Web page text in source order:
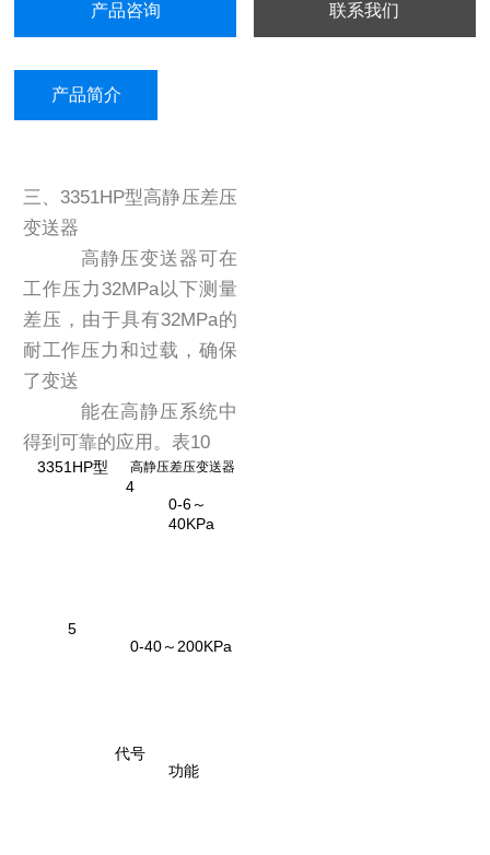
产品咨询 联系我们
产品简介
三、3351HP型高静压差压
变送器
高静压变送器可在
工作压力32MPa以下测量
差压，由于具有32MPa的
耐工作压力和过载，确保
了变送
能在高静压系统中
得到可靠的应用。表10
3351HP型 高静压差压变送器
4
0-6～
40KPa
5
0-40～200KPa
代号
功能